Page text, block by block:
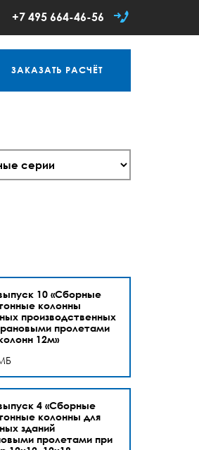
+7 495 664-46-56
ЗАКАЗАТЬ РАСЧЁТ
10 «Сборные
колонны
производственных
пролетами
12м»
4 «Сборные
колонны для
зданий
пролетами при